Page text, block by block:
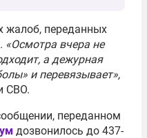
жалоб, переданных
«Осмотра вчера не
а дежурная
и перевязывает»,
СВО.
переданном
дозвонилось до 437-